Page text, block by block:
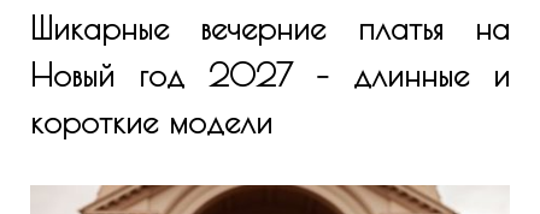
Шикарные вечерние платья на
Новый год 2027 – длинные и
короткие модели